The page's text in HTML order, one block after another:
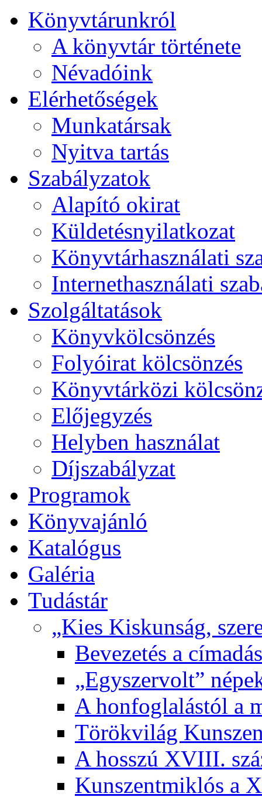
Könyvtárunkról
A könyvtár története
Névadóink
Elérhetőségek
Munkatársak
Nyitva tartás
Szabályzatok
Alapító okirat
Küldetésnyilatkozat
Könyvtárhasználati
Internethasználati
Szolgáltatások
Könyvkölcsönzés
Folyóirat kölcsönzés
Könyvtárközi
Előjegyzés
Helyben használat
Díjszabályzat
Programok
Könyvajánló
Katalógus
Galéria
Tudástár
„Kies Kiskunság,
Bevezetés a
„Egyszervolt”
A honfoglalástól a
Törökvilág
A hosszú XVIII.
Kunszentmiklós a